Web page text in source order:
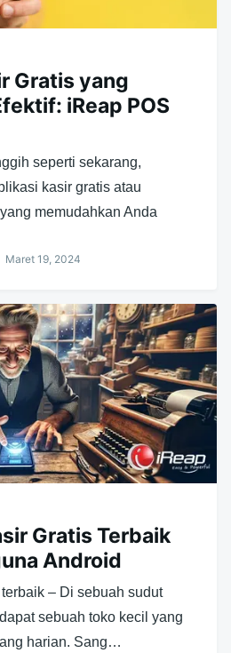
Gratis yang
iReap POS
seperti sekarang,
kasir gratis atau
memudahkan Anda
Maret 19, 2024
Gratis Terbaik
Android
– Di sebuah sudut
sebuah toko kecil yang
harian. Sang…